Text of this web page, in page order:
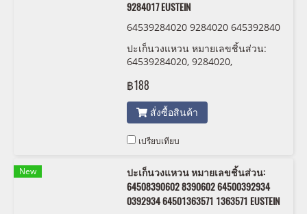
9284017 EUSTEIN
64539284020 9284020 645392840
17 9284017 EUSTEIN
ปะเก็นวงแหวน หมายเลขชิ้นส่วน:
64539284020, 9284020,
฿188
สั่งซื้อสินค้า
เปรียบเทียบ
New
ปะเก็นวงแหวน หมายเลขชิ้นส่วน:
64508390602 8390602 64500392934
0392934 64501363571 1363571 EUSTEIN